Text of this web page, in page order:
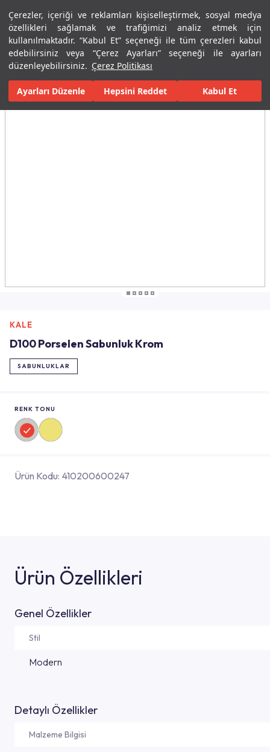
Çerezler, içeriği ve reklamları kişiselleştirmek, sosyal medya
özellikleri sağlamak ve trafiğimizi analiz etmek için
kullanılmaktadır. “Kabul Et” seçeneği ile tüm çerezleri kabul
edebilirsiniz veya “Çerez Ayarları” seçeneği ile ayarları
düzenleyebilirsiniz. Çerez Politikası
Ayarları Düzenle Hepsini Reddet Kabul Et
Menü Menü
Ana Sayfa Banyolar Banyo Aksesuarları Sabunluklar
Tüm Görseller(6)
KALE
D100 Porselen Sabunluk Krom
SABUNLUKLAR
RENK TONU
Ürün Kodu: 410200600247
Ürün Özellikleri
Genel Özellikler
Stil
Modern
Detaylı Özellikler
Malzeme Bilgisi